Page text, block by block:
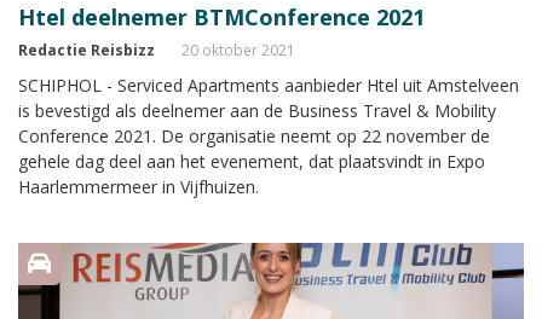
Htel deelnemer BTMConference 2021
Redactie Reisbizz 20 oktober 2021
SCHIPHOL - Serviced Apartments aanbieder Htel uit Amstelveen
is bevestigd als deelnemer aan de Business Travel & Mobility
Conference 2021. De organisatie neemt op 22 november de
gehele dag deel aan het evenement, dat plaatsvindt in Expo
Haarlemmermeer in Vijfhuizen.